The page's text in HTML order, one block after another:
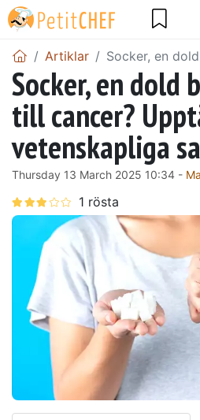
Artiklar Socker, en
Socker, en dold
till cancer?
vetenskapliga
Thursday 13 March 2025 10:34 -